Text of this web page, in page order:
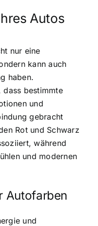
Autos
nur eine
kann auch
haben.
dass bestimmte
und
gebracht
Rot und Schwarz
während
und modernen
Autofarben
und